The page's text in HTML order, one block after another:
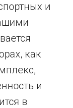
и
как
и
в